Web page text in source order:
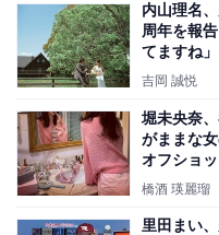
内山理名
周年を報
てますね」
吉岡 誠悦
堀未央奈
がままな
オフショッ
橋酒 瑛麗瑠
里田まい